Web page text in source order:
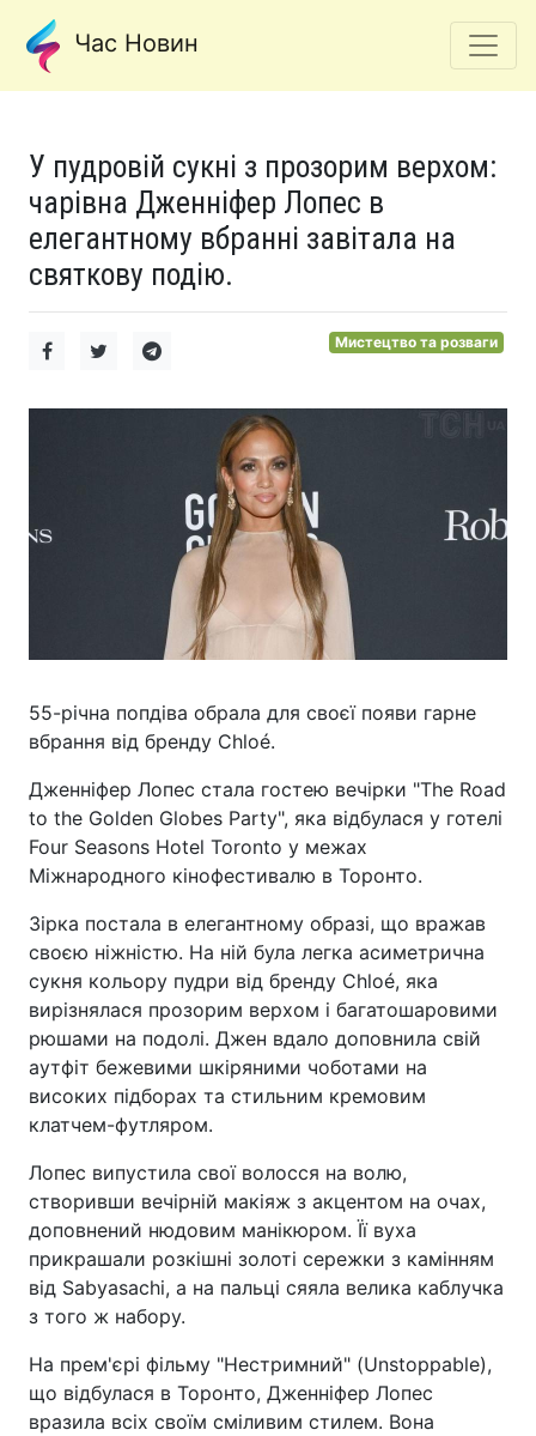
Час Новин
У пудровій сукні з прозорим верхом:
чарівна Дженніфер Лопес в
елегантному вбранні завітала на
святкову подію.
Мистецтво та розваги
55-річна попдіва обрала для своєї появи гарне
вбрання від бренду Chloé.
Дженніфер Лопес стала гостею вечірки "The Road
to the Golden Globes Party", яка відбулася у готелі
Four Seasons Hotel Toronto у межах
Міжнародного кінофестивалю в Торонто.
Зірка постала в елегантному образі, що вражав
своєю ніжністю. На ній була легка асиметрична
сукня кольору пудри від бренду Chloé, яка
вирізнялася прозорим верхом і багатошаровими
рюшами на подолі. Джен вдало доповнила свій
аутфіт бежевими шкіряними чоботами на
високих підборах та стильним кремовим
клатчем-футляром.
Лопес випустила свої волосся на волю,
створивши вечірній макіяж з акцентом на очах,
доповнений нюдовим манікюром. Її вуха
прикрашали розкішні золоті сережки з камінням
від Sabyasachi, а на пальці сяяла велика каблучка
з того ж набору.
На прем'єрі фільму "Нестримний" (Unstoppable),
що відбулася в Торонто, Дженніфер Лопес
вразила всіх своїм сміливим стилем. Вона